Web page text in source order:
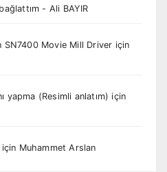
- Ali BAYIR
SN7400 Movie Mill Driver için
yapma (Resimli anlatım) için
için Muhammet Arslan